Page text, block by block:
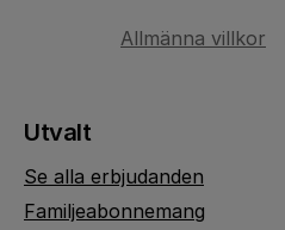
Allmänna villkor
Utvalt
Se alla erbjudanden
Familjeabonnemang